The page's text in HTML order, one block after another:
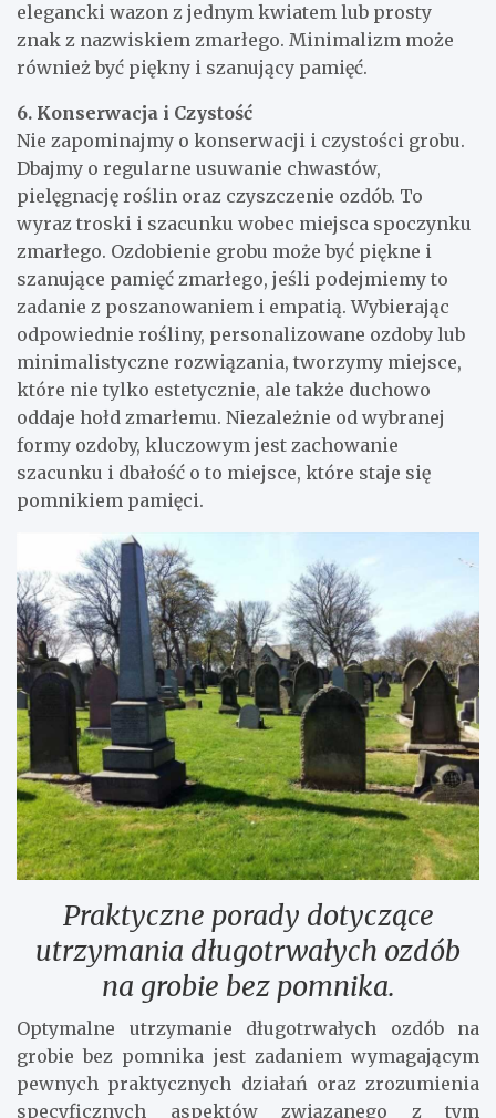
elegancki wazon z jednym kwiatem lub prosty
znak z nazwiskiem zmarłego. Minimalizm może
również być piękny i szanujący pamięć.
6. Konserwacja i Czystość
Nie zapominajmy o konserwacji i czystości grobu.
Dbajmy o regularne usuwanie chwastów,
pielęgnację roślin oraz czyszczenie ozdób. To
wyraz troski i szacunku wobec miejsca spoczynku
zmarłego. Ozdobienie grobu może być piękne i
szanujące pamięć zmarłego, jeśli podejmiemy to
zadanie z poszanowaniem i empatią. Wybierając
odpowiednie rośliny, personalizowane ozdoby lub
minimalistyczne rozwiązania, tworzymy miejsce,
które nie tylko estetycznie, ale także duchowo
oddaje hołd zmarłemu. Niezależnie od wybranej
formy ozdoby, kluczowym jest zachowanie
szacunku i dbałość o to miejsce, które staje się
pomnikiem pamięci.
Praktyczne porady dotyczące
utrzymania długotrwałych ozdób
na grobie bez pomnika.
Optymalne utrzymanie długotrwałych ozdób na
grobie bez pomnika jest zadaniem wymagającym
pewnych praktycznych działań oraz zrozumienia
specyficznych aspektów związanego z tym